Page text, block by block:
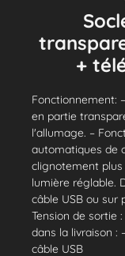
+
Fonctionnement:
en partie
l'allumage. –
automatiques de
clignotement
lumière réglable.
câble USB ou sur
Tension de sortie
dans la livraison :
câble USB